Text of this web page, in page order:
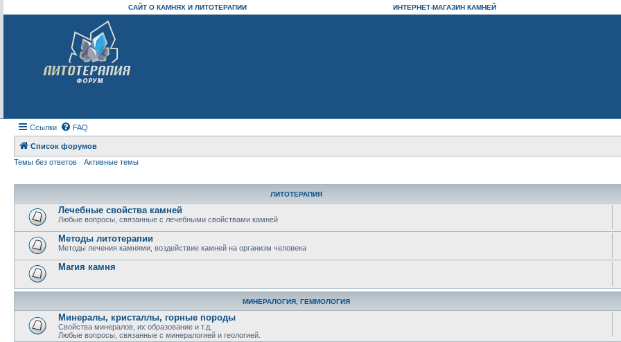
САЙТ О КАМНЯХ И ЛИТОТЕРАПИИ ИНТЕРНЕТ-МАГАЗИН КАМНЕЙ
Ссылки FAQ
Список форумов
Темы без ответов
Активные темы
ЛИТОТЕРАПИЯ
Лечебные свойства камней
Любые вопросы, связанные с лечебными свойствами камней
Методы литотерапии
Методы лечения камнями, воздействие камней на организм человека
Магия камня
МИНЕРАЛОГИЯ, ГЕММОЛОГИЯ
Минералы, кристаллы, горные породы
Свойства минералов, их образование и т.д.
Любые вопросы, связанные с минералогией и геологией.